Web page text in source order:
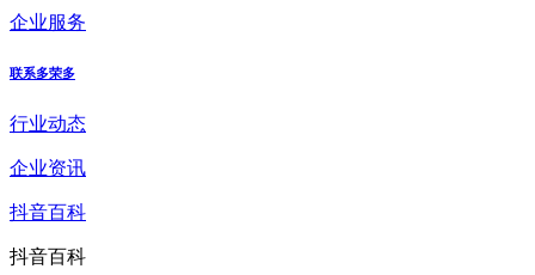
企业服务
联系多荣多
行业动态
企业资讯
抖音百科
抖音百科